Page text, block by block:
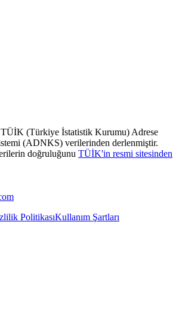
TÜİK (Türkiye İstatistik Kurumu) Adrese
(ADNKS) verilerinden derlenmiştir.
doğruluğunu TÜİK'in resmi sitesinden
PolitikasıKullanım Şartları